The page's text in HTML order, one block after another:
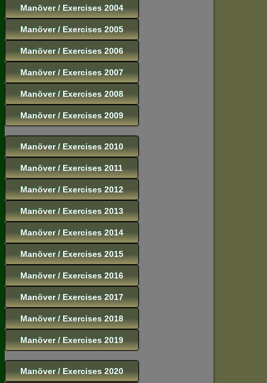
Manöver / Exercises 2004
Manöver / Exercises 2005
Manöver / Exercises 2006
Manöver / Exercises 2007
Manöver / Exercises 2008
Manöver / Exercises 2009
Manöver / Exercises 2010
Manöver / Exercises 2011
Manöver / Exercises 2012
Manöver / Exercises 2013
Manöver / Exercises 2014
Manöver / Exercises 2015
Manöver / Exercises 2016
Manöver / Exercises 2017
Manöver / Exercises 2018
Manöver / Exercises 2019
Manöver / Exercises 2020